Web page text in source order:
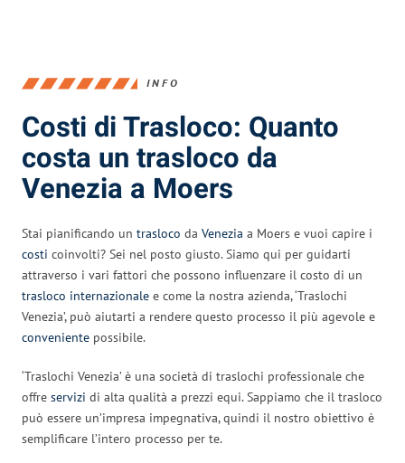
INFO
Costi di Trasloco: Quanto
costa un trasloco da
Venezia a Moers
Stai pianificando un trasloco da Venezia a Moers e vuoi capire i
costi coinvolti? Sei nel posto giusto. Siamo qui per guidarti
attraverso i vari fattori che possono influenzare il costo di un
trasloco internazionale e come la nostra azienda, ‘Traslochi
Venezia’, può aiutarti a rendere questo processo il più agevole e
conveniente possibile.
‘Traslochi Venezia’ è una società di traslochi professionale che
offre servizi di alta qualità a prezzi equi. Sappiamo che il trasloco
può essere un’impresa impegnativa, quindi il nostro obiettivo è
semplificare l’intero processo per te.